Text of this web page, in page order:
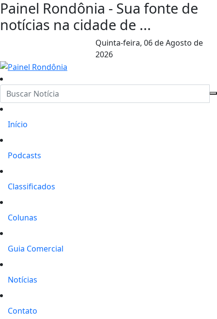
Painel Rondônia - Sua fonte de
notícias na cidade de ...
Quinta-feira, 06 de Agosto de
2026
Início
Podcasts
Classificados
Colunas
Guia Comercial
Notícias
Contato